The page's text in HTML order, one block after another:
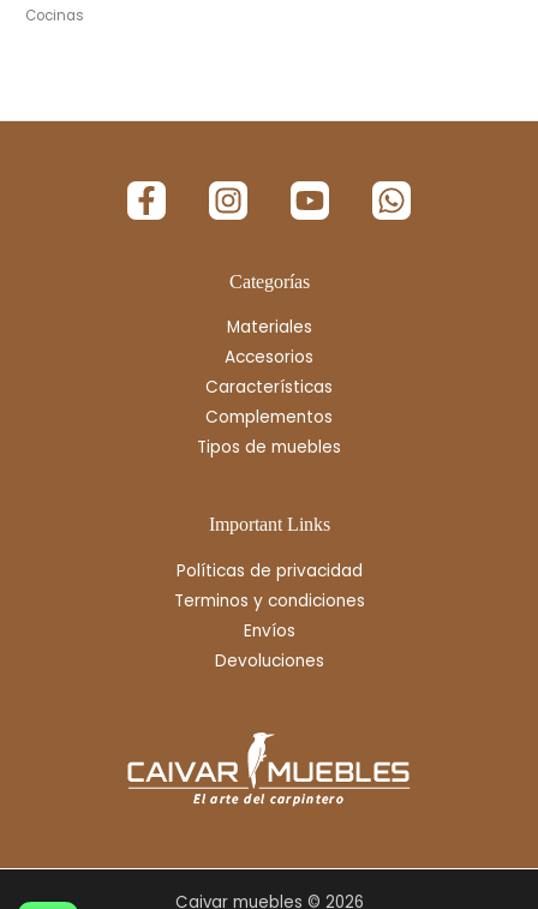
Cocinas
Categorías
Materiales
Accesorios
Características
Complementos
Tipos de muebles
Important Links
Políticas de privacidad
Terminos y condiciones
Envíos
Devoluciones
Caivar muebles © 2026